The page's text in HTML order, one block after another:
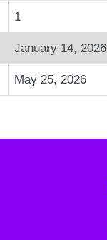
1
January 14, 2026
May 25, 2026